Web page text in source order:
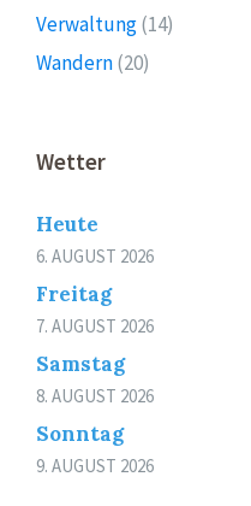
Verwaltung(14)
Wandern(20)
Wetter
Heute
6. AUGUST 2026
Freitag
7. AUGUST 2026
Samstag
8. AUGUST 2026
Sonntag
9. AUGUST 2026